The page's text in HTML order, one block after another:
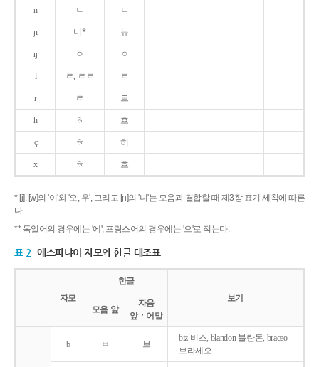
n ㄴ ㄴ
ɲ 니* 뉴
ŋ ㅇ ㅇ
l ㄹ, ㄹㄹ ㄹ
r ㄹ 르
h ㅎ 흐
ç ㅎ 히
x ㅎ 흐
* [j], [w]의 '이'와 '오, 우', 그리고 [ɲ]의 '니'는 모음과 결합할 때 제3장 표기 세칙에 따른
다.
** 독일어의 경우에는 '에', 프랑스어의 경우에는 '으'로 적는다.
표 2 에스파냐어 자모와 한글 대조표
자모
한글
보기
모음 앞
자음
앞ㆍ어말
b ㅂ 브
biz 비스, blandon 블란돈, braceo
브라세오